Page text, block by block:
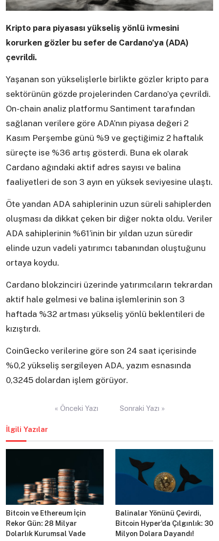
Kripto para piyasası yükseliş yönlü ivmesini
korurken gözler bu sefer de Cardano’ya (ADA)
çevrildi.
Yaşanan son yükselişlerle birlikte gözler kripto para
sektörünün gözde projelerinden Cardano’ya çevrildi.
On-chain analiz platformu Santiment tarafından
sağlanan verilere göre ADA’nın piyasa değeri 2
Kasım Perşembe günü %9 ve geçtiğimiz 2 haftalık
süreçte ise %36 artış gösterdi. Buna ek olarak
Cardano ağındaki aktif adres sayısı ve balina
faaliyetleri de son 3 ayın en yüksek seviyesine ulaştı.
Öte yandan ADA sahiplerinin uzun süreli sahiplerden
oluşması da dikkat çeken bir diğer nokta oldu. Veriler
ADA sahiplerinin %61’inin bir yıldan uzun süredir
elinde uzun vadeli yatırımcı tabanından oluştuğunu
ortaya koydu.
Cardano blokzinciri üzerinde yatırımcıların tekrardan
aktif hale gelmesi ve balina işlemlerinin son 3
haftada %32 artması yükseliş yönlü beklentileri de
kızıştırdı.
CoinGecko verilerine göre son 24 saat içerisinde
%0,2 yükseliş sergileyen ADA, yazım esnasında
0,3245 dolardan işlem görüyor.
« Önceki Yazı Sonraki Yazı »
İlgili Yazılar
Bitcoin ve Ethereum İçin
Rekor Gün: 28 Milyar
Dolarlık Kurumsal Vade
Balinalar Yönünü Çevirdi,
Bitcoin Hyper’da Çılgınlık: 30
Milyon Dolara Dayandı!